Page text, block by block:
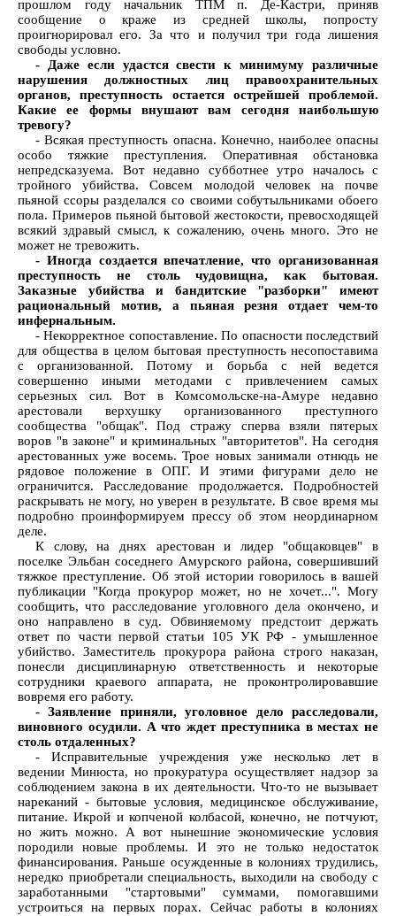
прошлом году начальник ТПМ п. Де-Кастри, приняв
сообщение о краже из средней школы, попросту
проигнорировал его. За что и получил три года лишения
свободы условно.
- Даже если удастся свести к минимуму различные
нарушения должностных лиц правоохранительных
органов, преступность остается острейшей проблемой.
Какие ее формы внушают вам сегодня наибольшую
тревогу?
- Всякая преступность опасна. Конечно, наиболее опасны
особо тяжкие преступления. Оперативная обстановка
непредсказуема. Вот недавно субботнее утро началось с
тройного убийства. Совсем молодой человек на почве
пьяной ссоры разделался со своими собутыльниками обоего
пола. Примеров пьяной бытовой жестокости, превосходящей
всякий здравый смысл, к сожалению, очень много. Это не
может не тревожить.
- Иногда создается впечатление, что организованная
преступность не столь чудовищна, как бытовая.
Заказные убийства и бандитские "разборки" имеют
рациональный мотив, а пьяная резня отдает чем-то
инфернальным.
- Некорректное сопоставление. По опасности последствий
для общества в целом бытовая преступность несопоставима
с организованной. Потому и борьба с ней ведется
совершенно иными методами с привлечением самых
серьезных сил. Вот в Комсомольске-на-Амуре недавно
арестовали верхушку организованного преступного
сообщества "общак". Под стражу сперва взяли пятерых
воров "в законе" и криминальных "авторитетов". На сегодня
арестованных уже восемь. Трое новых занимали отнюдь не
рядовое положение в ОПГ. И этими фигурами дело не
ограничится. Расследование продолжается. Подробностей
раскрывать не могу, но уверен в результате. В свое время мы
подробно проинформируем прессу об этом неординарном
деле.
К слову, на днях арестован и лидер "общаковцев" в
поселке Эльбан соседнего Амурского района, совершивший
тяжкое преступление. Об этой истории говорилось в вашей
публикации "Когда прокурор может, но не хочет...". Могу
сообщить, что расследование уголовного дела окончено, и
оно направлено в суд. Обвиняемому предстоит держать
ответ по части первой статьи 105 УК РФ - умышленное
убийство. Заместитель прокурора района строго наказан,
понесли дисциплинарную ответственность и некоторые
сотрудники краевого аппарата, не проконтролировавшие
вовремя его работу.
- Заявление приняли, уголовное дело расследовали,
виновного осудили. А что ждет преступника в местах не
столь отдаленных?
- Исправительные учреждения уже несколько лет в
ведении Минюста, но прокуратура осуществляет надзор за
соблюдением закона в их деятельности. Что-то не вызывает
нареканий - бытовые условия, медицинское обслуживание,
питание. Икрой и копченой колбасой, конечно, не потчуют,
но жить можно. А вот нынешние экономические условия
породили новые проблемы. И это не только недостаток
финансирования. Раньше осужденные в колониях трудились,
нередко приобретали специальность, выходили на свободу с
заработанными "стартовыми" суммами, помогавшими
устроиться на первых порах. Сейчас работы в колониях